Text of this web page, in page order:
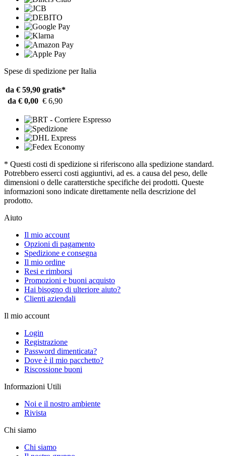
Spese di spedizione per Italia
da € 59,90 gratis*
da € 0,00 € 6,90
* Questi costi di spedizione si riferiscono alla spedizione standard.
Potrebbero esserci costi aggiuntivi, ad es. a causa del peso, delle
dimensioni o delle caratterstiche specifiche dei prodotti. Queste
informazioni sono indicate direttamente nella descrizione del
prodotto.
Aiuto
Il mio account
Opzioni di pagamento
Spedizione e consegna
Il mio ordine
Resi e rimborsi
Promozioni e buoni acquisto
Hai bisogno di ulteriore aiuto?
Clienti aziendali
Il mio account
Login
Registrazione
Password dimenticata?
Dove è il mio pacchetto?
Riscossione buoni
Informazioni Utili
Noi e il nostro ambiente
Rivista
Chi siamo
Chi siamo